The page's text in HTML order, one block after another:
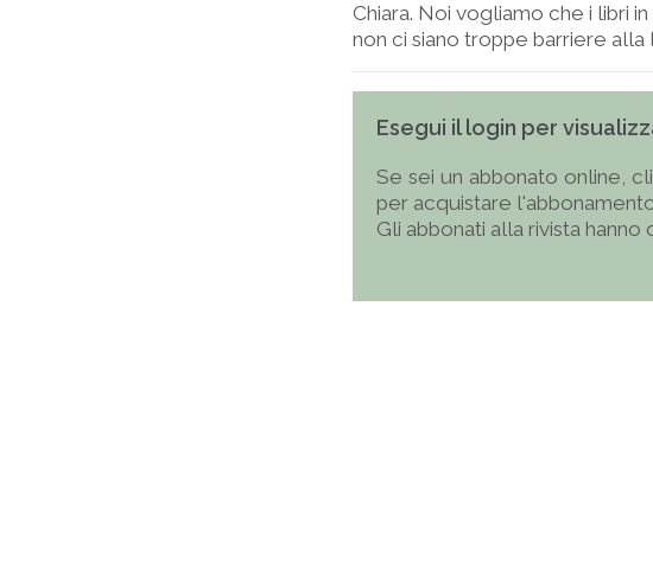
Chiara. Noi vogliamo che i libri
non ci siano troppe barriere alla
Esegui il login per
Se sei un abbonato online,
per acquistare
Gli abbonati alla rivista